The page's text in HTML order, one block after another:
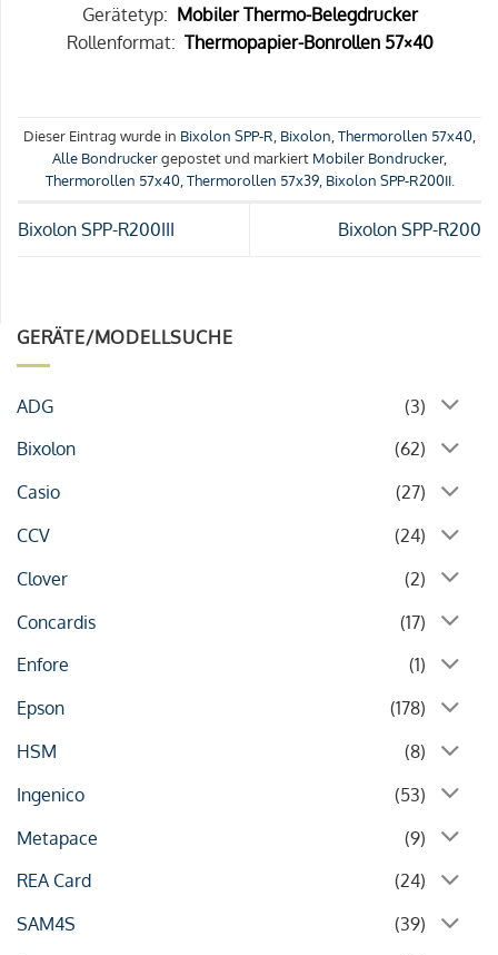
GERÄTE/MODELLSUCHE
ADG
(3)
Bixolon
(62)
Casio
(27)
CCV
(24)
Clover
(2)
Concardis
(17)
Enfore
(1)
Epson
(178)
HSM
(8)
Ingenico
(53)
Metapace
(9)
REA Card
(24)
SAM4S
(39)
Gerätetyp: Mobiler Thermo-Belegdrucker
Rollenformat: Thermopapier-Bonrollen 57×40
Dieser Eintrag wurde in Bixolon SPP-R Bixolon Thermorollen 57x40
Alle Bondruckergepostet und markiert Mobiler Bondrucker,
Thermorollen 57x40, Thermorollen 57x39, Bixolon SPP-R200II.
Bixolon SPP-R200III Bixolon SPP-R200